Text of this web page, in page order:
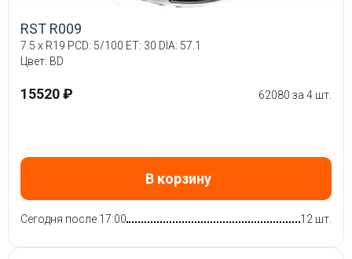
RST R009
7.5 x R19 PCD: 5/100 ET: 30 DIA: 57.1
Цвет: BD
15520 ₽ 62080 за 4 шт.
В корзину
Сегодня после 17:00 12 шт.